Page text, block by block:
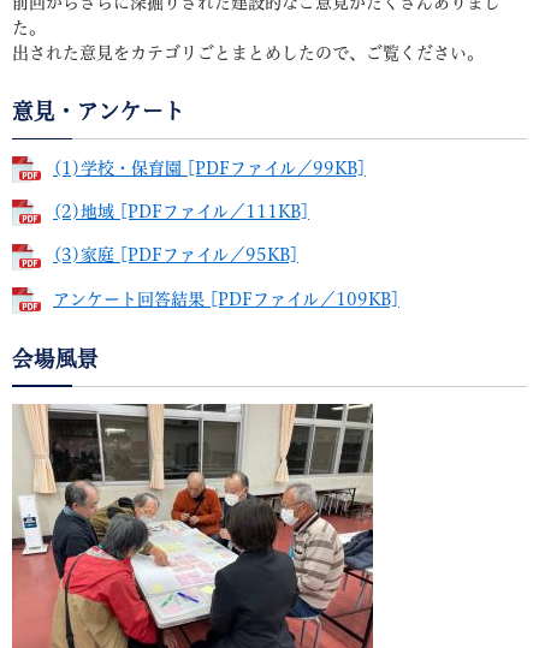
た。
出された意見をカテゴリごとまとめしたので、ご覧ください。
意見・アンケート
(1)学校・保育園 [PDFファイル／99KB]
(2)地域 [PDFファイル／111KB]
(3)家庭 [PDFファイル／95KB]
アンケート回答結果 [PDFファイル／109KB]
会場風景